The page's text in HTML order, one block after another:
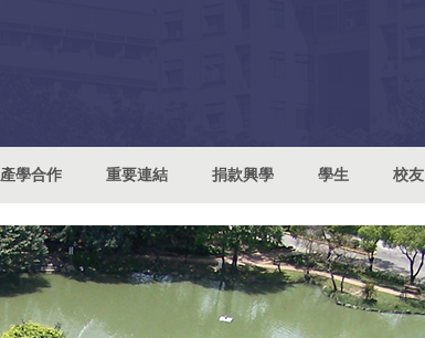
產學合作 重要連結 捐款興學 學生 校友